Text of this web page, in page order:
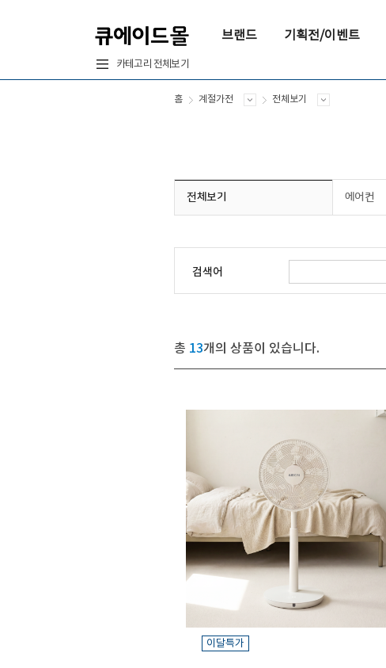
브랜드 기획전/이벤트
카테고리 전체보기
홈 계절가전 전체보기
전체보기 에어컨
검색어
총 13개의 상품이 있습니다.
이달특가